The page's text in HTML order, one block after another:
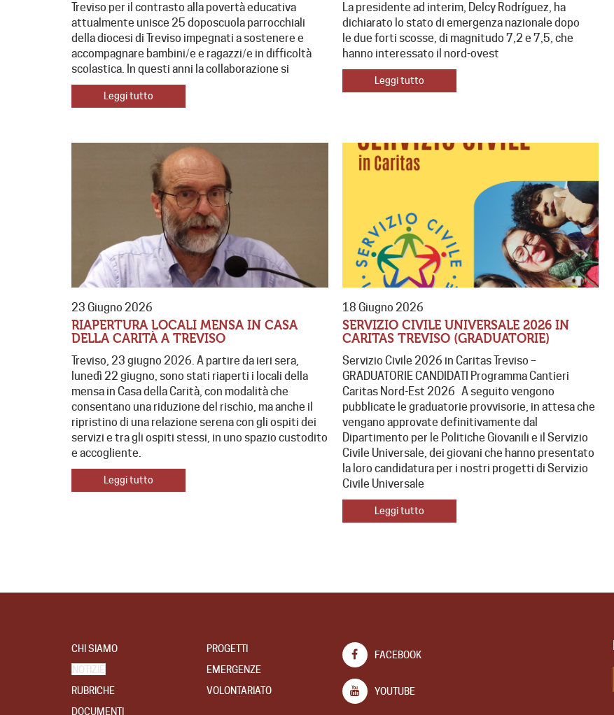
Treviso per il contrasto alla povertà educativa
attualmente unisce 25 doposcuola parrocchiali
della diocesi di Treviso impegnati a sostenere e
accompagnare bambini/e e ragazzi/e in difficoltà
scolastica. In questi anni la collaborazione si
Leggi tutto
La presidente ad interim, Delcy Rodríguez, ha
dichiarato lo stato di emergenza nazionale dopo
le due forti scosse, di magnitudo 7,2 e 7,5, che
hanno interessato il nord-ovest
Leggi tutto
23 Giugno 2026
RIAPERTURA LOCALI MENSA IN CASA
DELLA CARITÀ A TREVISO
Treviso, 23 giugno 2026. A partire da ieri sera,
lunedì 22 giugno, sono stati riaperti i locali della
mensa in Casa della Carità, con modalità che
consentano una riduzione del rischio, ma anche il
ripristino di una relazione serena con gli ospiti dei
servizi e tra gli ospiti stessi, in uno spazio custodito
e accogliente.
Leggi tutto
18 Giugno 2026
SERVIZIO CIVILE UNIVERSALE 2026 IN
CARITAS TREVISO (GRADUATORIE)
Servizio Civile 2026 in Caritas Treviso –
GRADUATORIE CANDIDATI Programma Cantieri
Caritas Nord-Est 2026 A seguito vengono
pubblicate le graduatorie provvisorie, in attesa che
vengano approvate definitivamente dal
Dipartimento per le Politiche Giovanili e il Servizio
Civile Universale, dei giovani che hanno presentato
la loro candidatura per i nostri progetti di Servizio
Civile Universale
Leggi tutto
CHI SIAMO
NOTIZIE
RUBRICHE
DOCUMENTI
PROGETTI
EMERGENZE
VOLONTARIATO
FACEBOOK
YOUTUBE